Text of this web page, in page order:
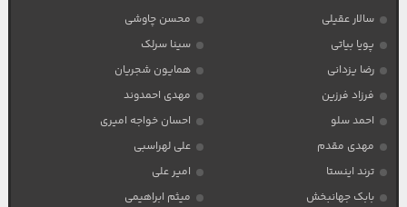
سالار عقیلی
محسن چاوشی
پویا بیاتی
سینا سرلک
رضا یزدانی
همایون شجریان
فرزاد فرزین
مهدی احمدوند
احمد سلو
احسان خواجه امیری
مهدی مقدم
علی لهراسبی
ترند اینستا
امیر علی
بابک جهانبخش
میثم ابراهیمی